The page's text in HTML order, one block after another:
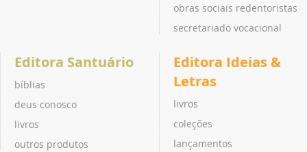
obras sociais redentoristas
secretariado vocacional
Editora Santuário
bíblias
deus conosco
livros
outros produtos
Editora Ideias &
Letras
livros
coleções
lançamentos